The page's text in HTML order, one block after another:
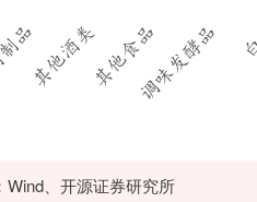
Wind、开源证券研究所